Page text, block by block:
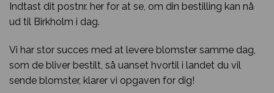
Indtast dit postnr. her for at se, om din bestilling kan nå
ud til Birkholm i dag.
Vi har stor succes med at levere blomster samme dag,
som de bliver bestilt, så uanset hvortil i landet du vil
sende blomster, klarer vi opgaven for dig!